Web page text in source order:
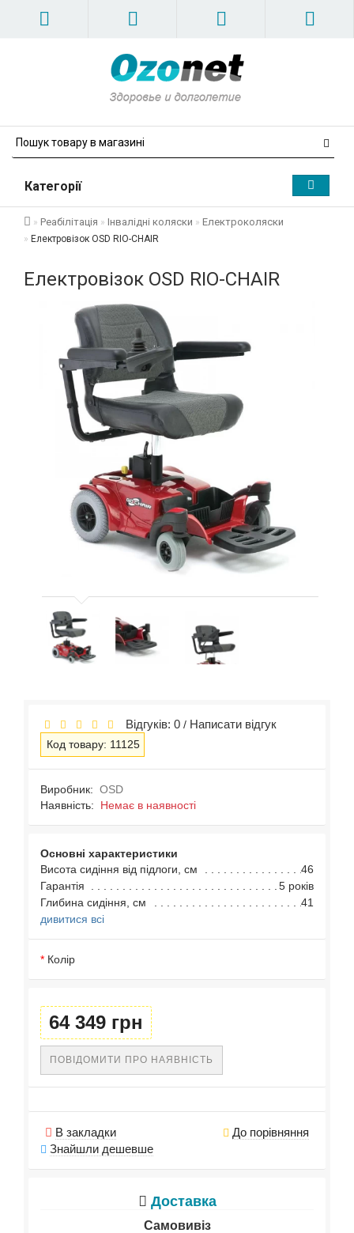
Категорії
Реабілітація Інвалідні коляски Електроколяски
Електровізок OSD RIO-CHAIR
Електровізок OSD RIO-CHAIR
Відгуків: 0 / Написати відгук
Код товару: 11125
Виробник: OSD
Наявність: Немає в наявності
Основні характеристики
Висота сидіння від підлоги, см
46
Гарантія
5 років
Глибина сидіння, см
41
дивитися всі
Колір
64 349 грн
ПОВІДОМИТИ ПРО НАЯВНІСТЬ
В закладки
До порівняння
Знайшли дешевше
Доставка
Самовивіз